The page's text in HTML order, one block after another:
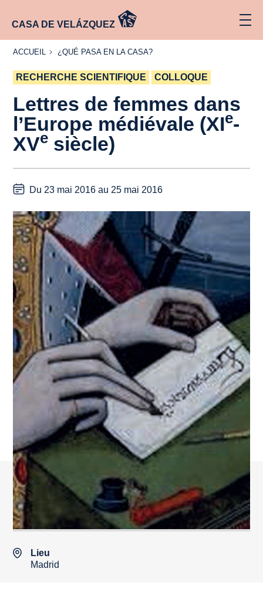
CASA DE VELÁZQUEZ
ACCUEIL
ACCUEIL
¿QUÉ
CASA?
¿QUÉ PASA EN LA CASA?
RECHERCHE SCIENTIFIQUE COLLOQUE
Lettres de femmes dans
l’Europe médiévale (XIe-
XVe siècle)
Du 23 mai 2016 au 25 mai 2016
Lieu
Madrid